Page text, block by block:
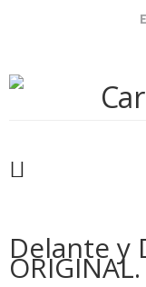
Delante y
ORIGINAL.